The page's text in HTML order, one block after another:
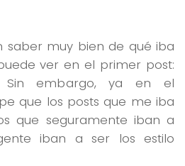
saber muy bien de qué iba
ver en el primer post:
Sin embargo, ya en el
que los posts que me iba
que seguramente iban a
iban a ser los estilo